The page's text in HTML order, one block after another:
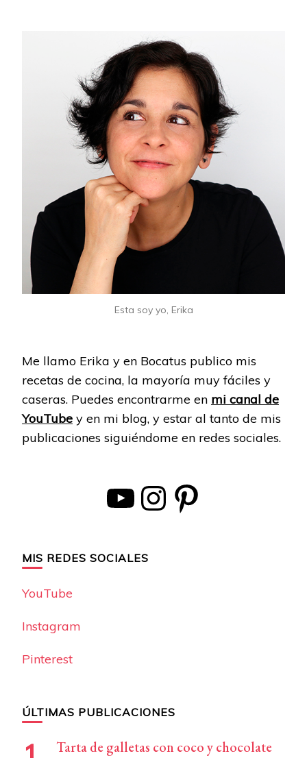
Esta soy yo, Erika
Me llamo Erika y en Bocatus publico mis
recetas de cocina, la mayoría muy fáciles y
caseras. Puedes encontrarme en mi canal de
YouTube y en mi blog, y estar al tanto de mis
publicaciones siguiéndome en redes sociales.
YouTube Instagram Pinterest
MIS REDES SOCIALES
YouTube
Instagram
Pinterest
ÚLTIMAS PUBLICACIONES
Tarta de galletas con coco y chocolate